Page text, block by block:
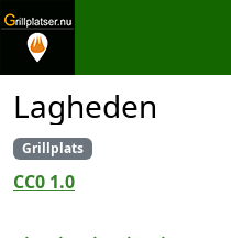
Lagheden
Grillplats
CC0 1.0